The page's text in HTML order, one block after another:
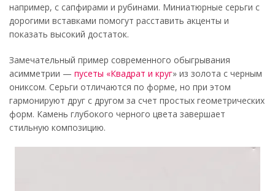
например, с сапфирами и рубинами. Миниатюрные серьги с
дорогими вставками помогут расставить акценты и
показать высокий достаток.
Замечательный пример современного обыгрывания
асимметрии — пусеты «Квадрат и круг» из золота с черным
ониксом. Серьги отличаются по форме, но при этом
гармонируют друг с другом за счет простых геометрических
форм. Камень глубокого черного цвета завершает
стильную композицию.